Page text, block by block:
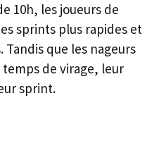
10h, les joueurs de
sprints plus rapides et
Tandis que les nageurs
de virage, leur
sprint.